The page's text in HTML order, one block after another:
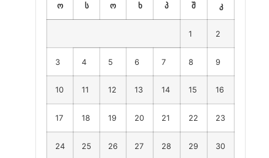
ო ს ო ხ პ შ კ
1 2
3 4 5 6 7 8 9
10 11 12 13 14 15 16
17 18 19 20 21 22 23
24 25 26 27 28 29 30